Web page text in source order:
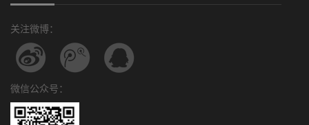
关注微博：
微信公众号：